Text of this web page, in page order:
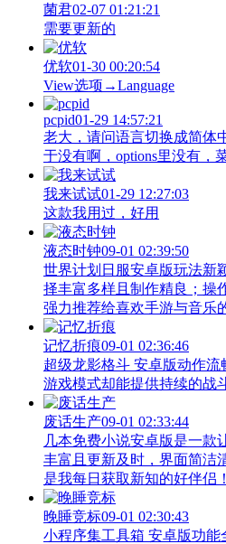
菌君02-07 01:21:21
需要更新的
优软01-30 00:20:54
View‌选项→Language
pcpid01-29 14:57:21
老大，请问语言切换成简体
于没有啊，options里没有，
我来试试01-29 12:27:03
这款我用过，好用
液态时钟09-01 02:39:50
世界计划日服安卓版玩法新
择丰富多样且制作精良；操
强力推荐给喜欢手游与音乐
记忆折痕09-01 02:36:46
超级龙影格斗 安卓版动作
游戏模式却能提供持续的战
废话生产09-01 02:33:44
几本免费小说安卓版是一款
丰富且更新及时，界面简洁
是我每日获取新知的好伴侣！
晚睡竞标09-01 02:30:43
小程序集工具箱 安卓版功